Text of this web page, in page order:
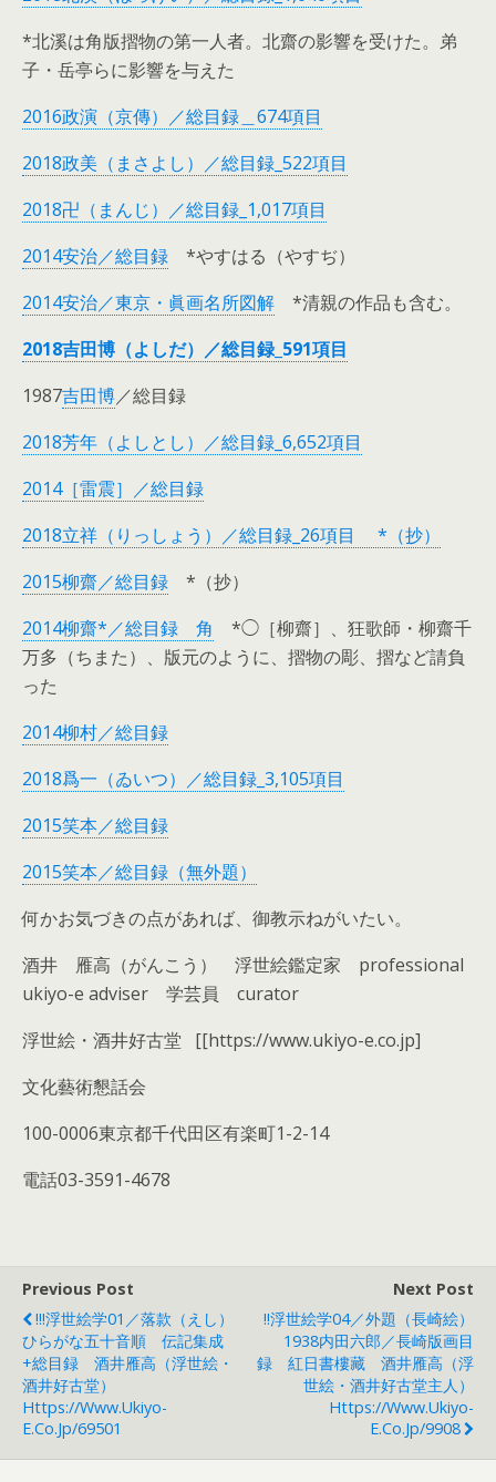
*北溪は角版摺物の第一人者。北齋の影響を受けた。弟
子・岳亭らに影響を与えた
2016政演（京傳）／総目録＿674項目
2018政美（まさよし）／総目録_522項目
2018卍（まんじ）／総目録_1,017項目
2014安治／総目録 *やすはる（やすぢ）
2014安治／東京・眞画名所図解 *清親の作品も含む。
2018吉田博（よしだ）／総目録_591項目
1987吉田博／総目録
2018芳年（よしとし）／総目録_6,652項目
2014［雷震］／総目録
2018立祥（りっしょう）／総目録_26項目 *（抄）
2015柳齋／総目録 *（抄）
2014柳齋*／総目録 角 *◯［柳齋］、狂歌師・柳齋千
万多（ちまた）、版元のように、摺物の彫、摺など請負
った
2014柳村／総目録
2018爲一（ゐいつ）／総目録_3,105項目
2015笑本／総目録
2015笑本／総目録（無外題）
何かお気づきの点があれば、御教示ねがいたい。
酒井 雁高（がんこう） 浮世絵鑑定家 professional
ukiyo-e adviser 学芸員 curator
浮世絵・酒井好古堂 [[https://www.ukiyo-e.co.jp]
文化藝術懇話会
100-0006東京都千代田区有楽町1-2-14
電話03-3591-4678
Previous Post
!!!浮世絵学01／落款（えし）
ひらがな五十音順 伝記集成
+総目録 酒井雁高（浮世絵・
酒井好古堂）
Https://www.ukiyo-
E.co.jp/69501
Next Post
!!浮世絵学04／外題（長崎絵）
1938内田六郎／長崎版画目
録 紅日書樓藏 酒井雁高（浮
世絵・酒井好古堂主人）
Https://www.ukiyo-
E.co.jp/9908